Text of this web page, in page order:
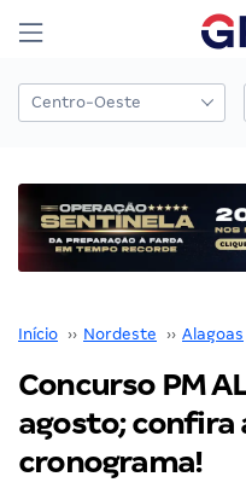
Início ›› Nordeste ›› Alagoas
Concurso PM
agosto; confira
cronograma!